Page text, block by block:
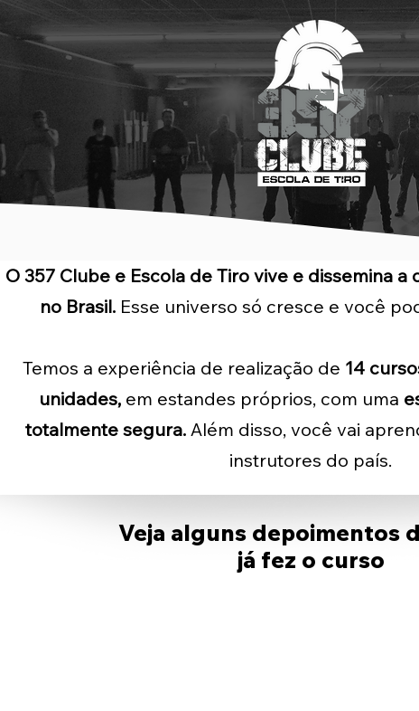
O 357 Clube e Escola de Tiro vive e dissemina
no Brasil. Esse universo só cresce e você
Temos a experiência de realização de 14
unidades,em estandes próprios, com uma
totalmente segura.Além disso, você vai
instrutores do país.
Veja alguns depoimentos
já fez o curso